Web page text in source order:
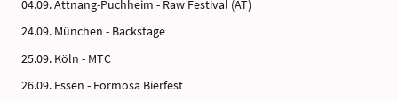
04.09. Attnang-Puchheim - Raw Festival (AT)
24.09. München - Backstage
25.09. Köln - MTC
26.09. Essen - Formosa Bierfest